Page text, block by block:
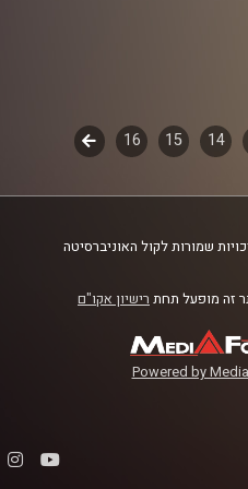
14
15
16
לשלב
שמורות לקול האוניברסיטה
זה מופעל תחת רישיון אקו"ם
Powered by